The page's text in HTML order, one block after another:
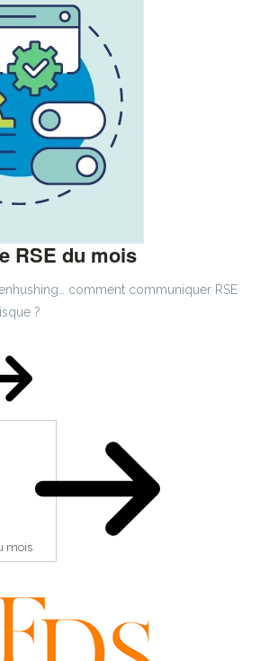
RSE du mois
comment communiquer RSE
?
mois